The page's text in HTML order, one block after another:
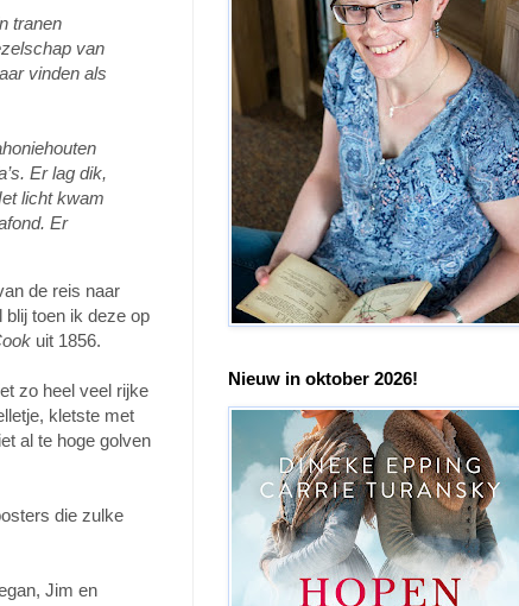
tranen
van
vinden als
Er lag dik,
licht kwam
Er
de reis naar
toen ik deze op
uit 1856.
zo heel veel rijke
kletste met
al te hoge golven
die zulke
Jim en
Nieuw in oktober 2026!